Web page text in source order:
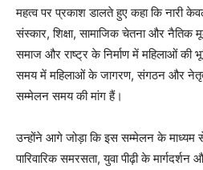
महत्व पर प्रकाश डालते हुए कहा कि नारी
संस्कार, शिक्षा, सामाजिक चेतना और नैतिक
समाज और राष्ट्र के निर्माण में महिलाओं की
समय में महिलाओं के जागरण, संगठन और
सम्मेलन समय की मांग हैं।
उन्होंने आगे जोड़ा कि इस सम्मेलन के माध्यम
पारिवारिक समरसता, युवा पीढ़ी के मार्गदर्शन